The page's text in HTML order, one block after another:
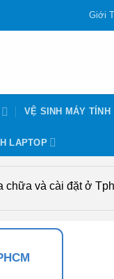
Giới
VỆ SINH MÁY TÍNH
LAPTOP
và cài đặt ở